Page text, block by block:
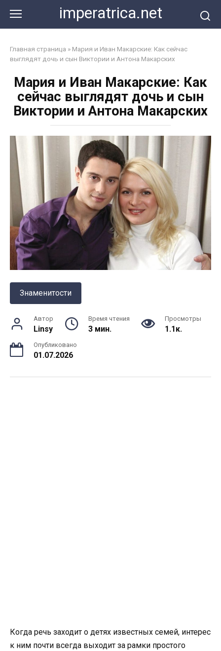
контенту
imperatrica.net
Главная страница » Мария и Иван Макарские: Как сейчас
выглядят дочь и сын Виктории и Антона Макарских
Мария и Иван Макарские: Как
сейчас выглядят дочь и сын
Виктории и Антона Макарских
Знаменитости
Автор
Linsy
Время чтения
3 мин.
Просмотры
1.1к.
Опубликовано
01.07.2026
Когда речь заходит о детях известных семей, интерес
к ним почти всегда выходит за рамки простого